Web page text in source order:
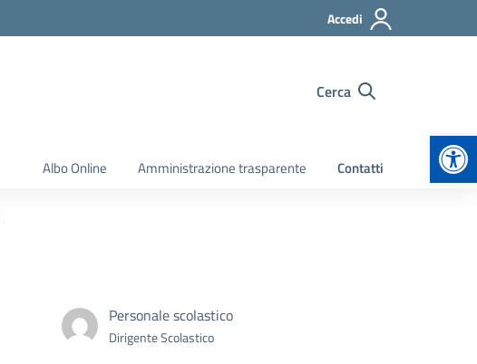
Accedi
Cerca
Albo Online Amministrazione trasparente Contatti
Personale scolastico
Dirigente Scolastico